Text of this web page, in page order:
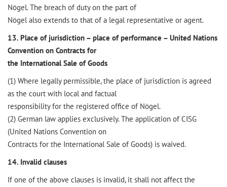
Nögel. The breach of duty on the part of
Nögel also extends to that of a legal representative or agent.
13. Place of jurisdiction – place of performance – United Nations
Convention on Contracts for
the International Sale of Goods
(1) Where legally permissible, the place of jurisdiction is agreed
as the court with local and factual
responsibility for the registered office of Nögel.
(2) German law applies exclusively. The application of CISG
(United Nations Convention on
Contracts for the International Sale of Goods) is waived.
14. Invalid clauses
If one of the above clauses is invalid, it shall not affect the